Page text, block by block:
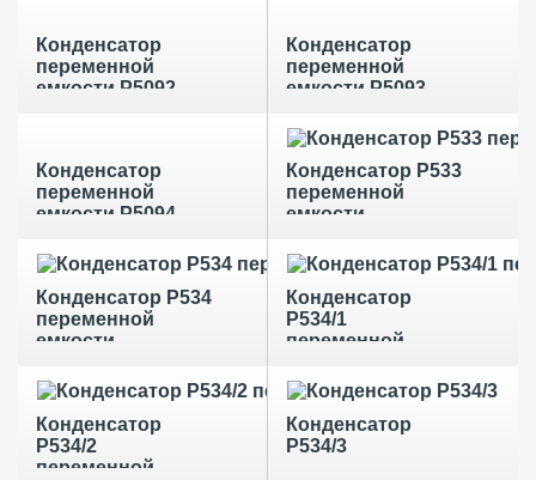
Конденсатор
переменной
емкости Р5092
Конденсатор
переменной
емкости Р5093
Конденсатор
переменной
емкости Р5094
Конденсатор Р533
переменной
емкости
Конденсатор Р534
переменной
емкости
Конденсатор
Р534/1
переменной
Конденсатор
Р534/2
переменной
Конденсатор
Р534/3